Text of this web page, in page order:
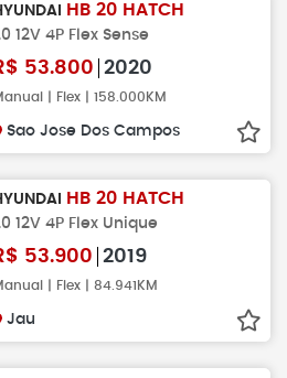
HB 20 HATCH
12V 4P Flex Sense
53.800 2020
| Flex | 158.000KM
Sao Jose Dos Campos
HB 20 HATCH
12V 4P Flex Unique
53.900 2019
| Flex | 84.941KM
Jau